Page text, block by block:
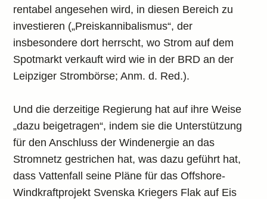
rentabel angesehen wird, in diesen Bereich zu
investieren („Preiskannibalismus“, der
insbesondere dort herrscht, wo Strom auf dem
Spotmarkt verkauft wird wie in der BRD an der
Leipziger Strombörse; Anm. d. Red.).
Und die derzeitige Regierung hat auf ihre Weise
„dazu beigetragen“, indem sie die Unterstützung
für den Anschluss der Windenergie an das
Stromnetz gestrichen hat, was dazu geführt hat,
dass Vattenfall seine Pläne für das Offshore-
Windkraftprojekt Svenska Kriegers Flak auf Eis